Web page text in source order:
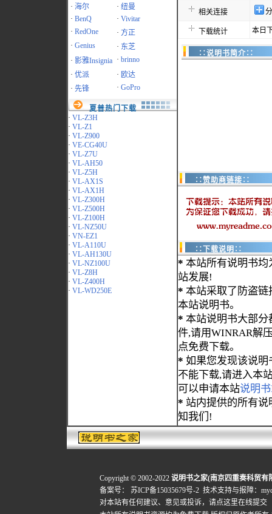
· 海尔 · 纽曼
· BenQ · Vivitar
· RedOne · 方正
· Genius · 东芝
· 影雅Insignia · brinno
· 优派 · 欧达
· 先锋 · GoPro
夏普热门下载
· VL-Z3H
· VL-Z1
· VL-Z900
· VE-CG40U
· VL-Z7U
· VL-AH50
· VL-Z5H
· VL-AX1S
· VL-AX1H
· VL-Z300H
· VL-Z500H
· VL-Z100H
· VL-NZ50U
· VN-EZ1
· VL-A110U
· VL-AH130U
· VL-NZ100U
· VL-Z8H
· VL-Z400H
· VL-WD250E
相关连接
下载统计 本日
∷说明书简介∷
∷赞助商链接∷
∷下载说明∷
* 本站所有说明书均
站发展!
* 本站采取了防盗链
本站说明书。
* 本站说明书大部分
件,请用WINRAR解
点免费下载。
* 如果您发现该说明
不能下载,请进入本
可以申请本站说明
* 站内提供的所有
知我们!
Copyright © 2002-2022 说明书之家(南京四重奏科贸有
备案号：
苏ICP备15035679号-2 技术支持与报障：
对本站有任何建议、意见或投诉， 请点这里在线提交